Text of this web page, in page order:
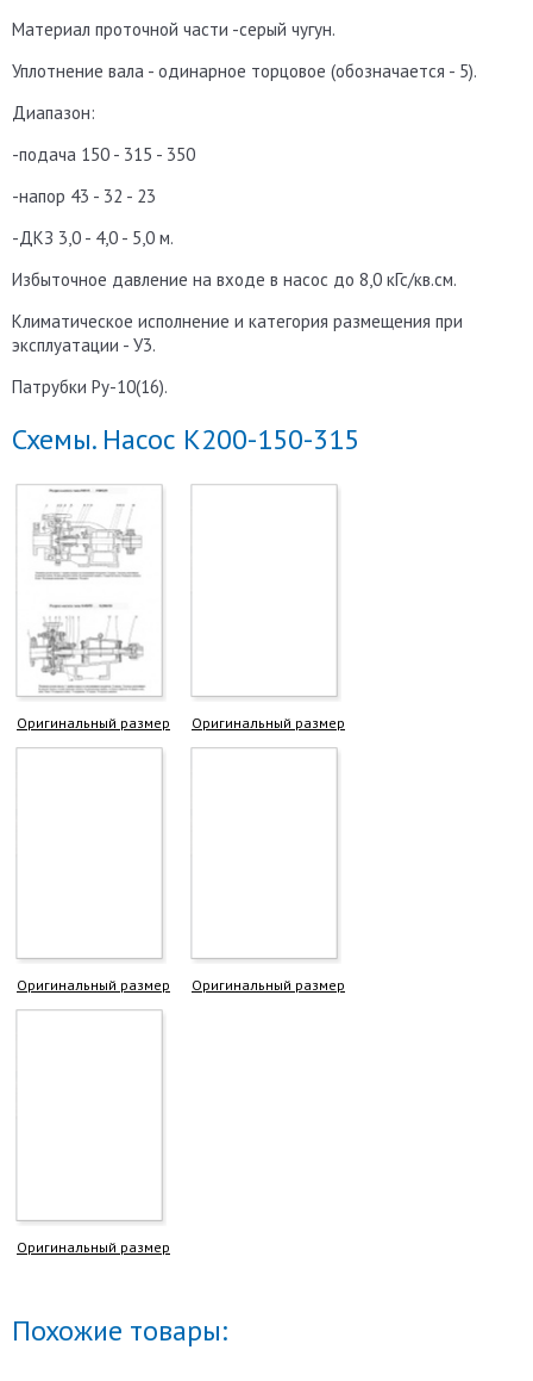
Материал проточной части -серый чугун.
Уплотнение вала - одинарное торцовое (обозначается - 5).
Диапазон:
-подача 150 - 315 - 350
-напор 43 - 32 - 23
-ДКЗ 3,0 - 4,0 - 5,0 м.
Избыточное давление на входе в насос до 8,0 кГс/кв.см.
Климатическое исполнение и категория размещения при
эксплуатации - У3.
Патрубки Ру-10(16).
Схемы. Насос К200-150-315
Оригинальный размер Оригинальный размер
Оригинальный размер Оригинальный размер
Оригинальный размер
Похожие товары: